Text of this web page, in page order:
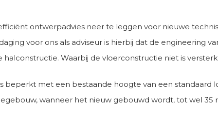
ontwerpadvies neer te leggen voor nieuwe
voor ons als adviseur is hierbij dat de engineering
Waarbij de vloerconstructie niet is
beperkt met een bestaande hoogte van een standaard
wanneer het nieuw gebouwd wordt, tot wel 35